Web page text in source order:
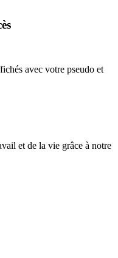
avec votre pseudo et
et de la vie grâce à notre